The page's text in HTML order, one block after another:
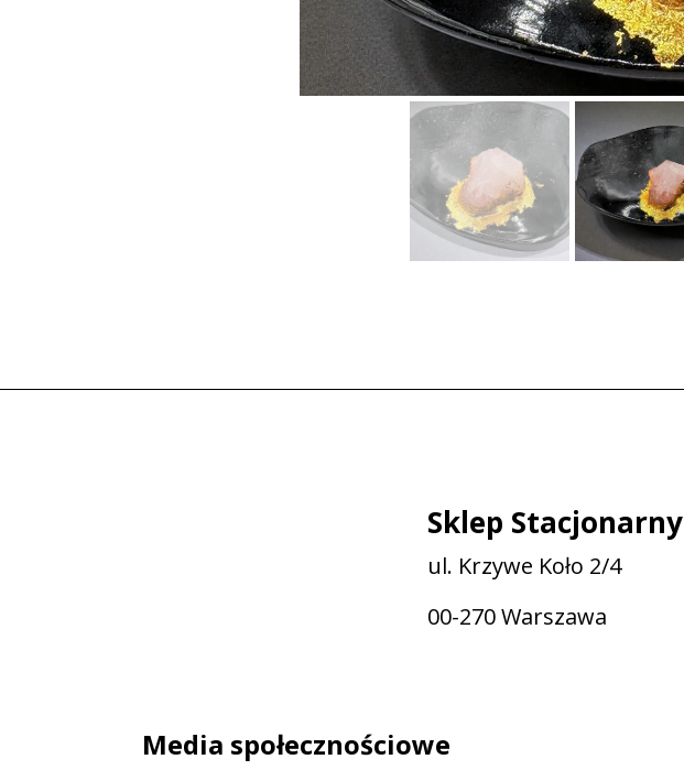
ul. Krzywe Koło 2/4
00-270 Warszawa
Sklep Stacjonarny
Media społecznościowe